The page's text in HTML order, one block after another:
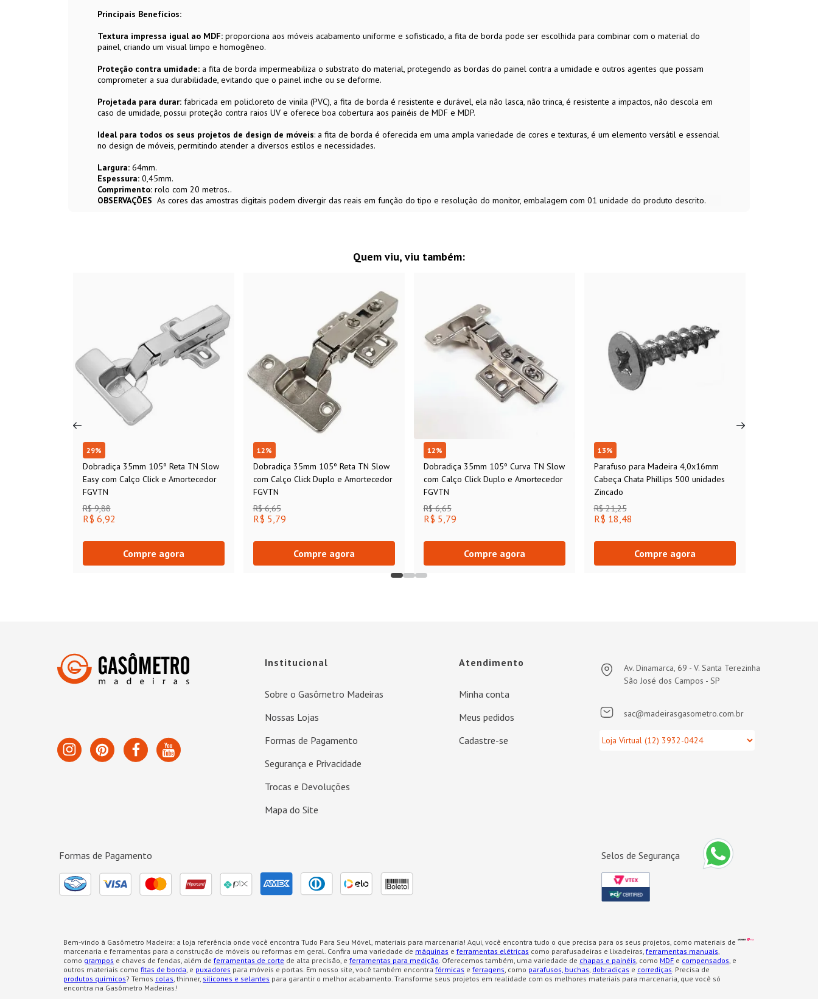
Principais Benefícios:
Textura impressa igual ao MDF: proporciona aos móveis acabamento uniforme e sofisticado, a fita de borda pode ser escolhida para combinar com o material do
painel, criando um visual limpo e homogêneo.
Proteção contra umidade: a fita de borda impermeabiliza o substrato do material, protegendo as bordas do painel contra a umidade e outros agentes que possam
comprometer a sua durabilidade, evitando que o painel inche ou se deforme.
Projetada para durar: fabricada em policloreto de vinila (PVC), a fita de borda é resistente e durável, ela não lasca, não trinca, é resistente a impactos, não descola em
caso de umidade, possui proteção contra raios UV e oferece boa cobertura aos painéis de MDF e MDP.
Ideal para todos os seus projetos de design de móveis: a fita de borda é oferecida em uma ampla variedade de cores e texturas, é um elemento versátil e essencial
no design de móveis, permitindo atender a diversos estilos e necessidades.
Largura: 64mm.
Espessura: 0,45mm.
Comprimento: rolo com 20 metros..
OBSERVAÇÕES As cores das amostras digitais podem divergir das reais em função do tipo e resolução do monitor, embalagem com 01 unidade do produto descrito.
Quem viu, viu também:
29%
Dobradiça 35mm 105º Reta TN Slow
Easy com Calço Click e Amortecedor
FGVTN
R$ 9,88
R$ 6,92
Compre agora
12%
Dobradiça 35mm 105º Reta TN Slow
com Calço Click Duplo e Amortecedor
FGVTN
R$ 6,65
R$ 5,79
Compre agora
12%
Dobradiça 35mm 105º Curva TN Slow
com Calço Click Duplo e Amortecedor
FGVTN
R$ 6,65
R$ 5,79
Compre agora
13%
Parafuso para Madeira 4,0x16mm
Cabeça Chata Phillips 500 unidades
Zincado
R$ 21,25
R$ 18,48
Compre agora
Institucional
Sobre o Gasômetro Madeiras
Nossas Lojas
Formas de Pagamento
Segurança e Privacidade
Trocas e Devoluções
Mapa do Site
Atendimento
Minha conta
Meus pedidos
Cadastre-se
Av. Dinamarca, 69 - V. Santa Terezinha
São José dos Campos - SP
sac@madeirasgasometro.com.br
Formas de Pagamento Selos de Segurança
Bem-vindo à Gasômetro Madeira: a loja referência onde você encontra Tudo Para Seu Móvel, materiais para marcenaria! Aqui, você encontra tudo o que precisa para os seus projetos, como materiais de
marcenaria e ferramentas para a construção de móveis ou reformas em geral. Confira uma variedade de máquinas e ferramentas elétricas como parafusadeiras e lixadeiras, ferramentas manuais,
como grampos e chaves de fendas, além de ferramentas de corte de alta precisão, e ferramentas para medição. Oferecemos também, uma variedade de chapas e painéis, como MDF e compensados, e
outros materiais como fitas de borda, e puxadores para móveis e portas. Em nosso site, você também encontra fórmicas e ferragens, como parafusos, buchas, dobradiças e corrediças. Precisa de
produtos químicos? Temos colas, thinner, silicones e selantes para garantir o melhor acabamento. Transforme seus projetos em realidade com os melhores materiais para marcenaria, que você só
encontra na Gasômetro Madeiras!